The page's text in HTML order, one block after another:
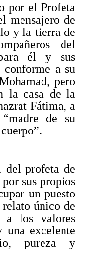
por el Profeta
mensajero de
y la tierra de
del
él y sus
conforme a su
pero
la casa de la
Fátima, a
de su
del profeta de
sus propios
un puesto
relato único de
a los valores
una excelente
pureza y